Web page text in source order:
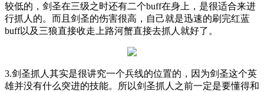
较低的，剑圣在三级之时还有二个buff在身上，是很适合来进
行抓人的。而且剑圣的伤害很高，自己就是迅速的刷完红蓝
buff以及三狼直接收走上路河蟹直接去抓人就好了。
3.剑圣抓人其实是很讲究一个兵线的位置的，因为剑圣这个英
雄并没有什么突进的技能。所以剑圣抓人之前一定是要懂得和